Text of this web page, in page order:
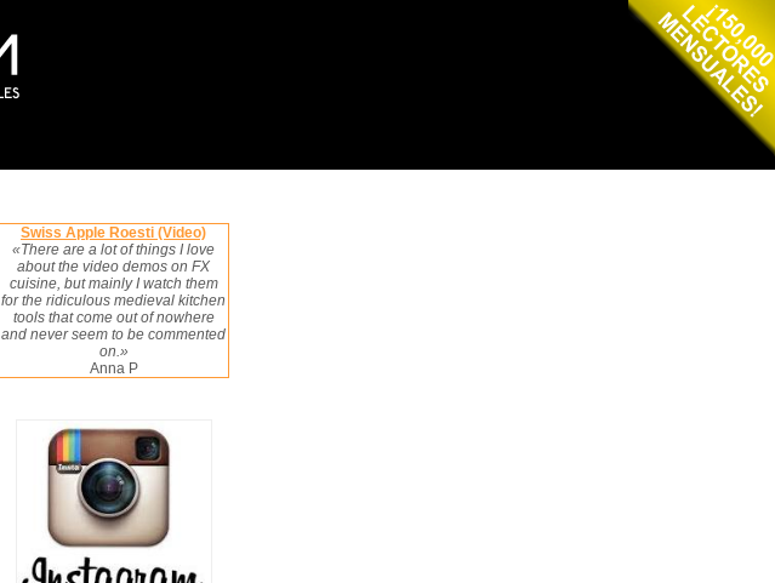
Swiss Apple Roesti (Video)
«There are a lot of things I love
about the video demos on FX
cuisine, but mainly I watch them
for the ridiculous medieval kitchen
tools that come out of nowhere
and never seem to be commented
on.»
Anna P